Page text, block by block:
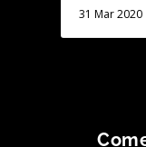
31 Mar 2020